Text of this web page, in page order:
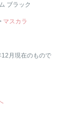
ブラック
マスカラ
月現在のもので